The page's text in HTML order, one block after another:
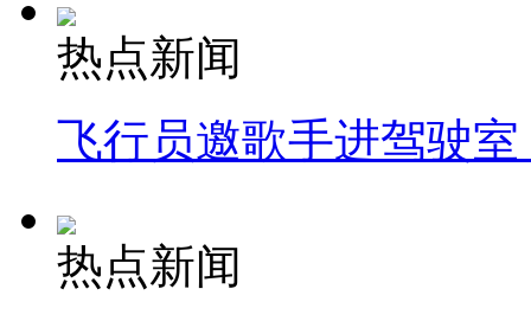
热点新闻
飞行员邀歌手进驾驶
热点新闻